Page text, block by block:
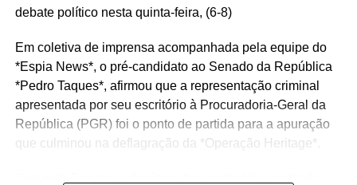
debate político nesta quinta-feira, (6-8)
Em coletiva de imprensa acompanhada pela equipe do
*Espia News*, o pré-candidato ao Senado da República
*Pedro Taques*, afirmou que a representação criminal
apresentada por seu escritório à Procuradoria-Geral da
República (PGR) foi o ponto de partida para a apuração
que culminou na deflagração da *Operação Heritage*.